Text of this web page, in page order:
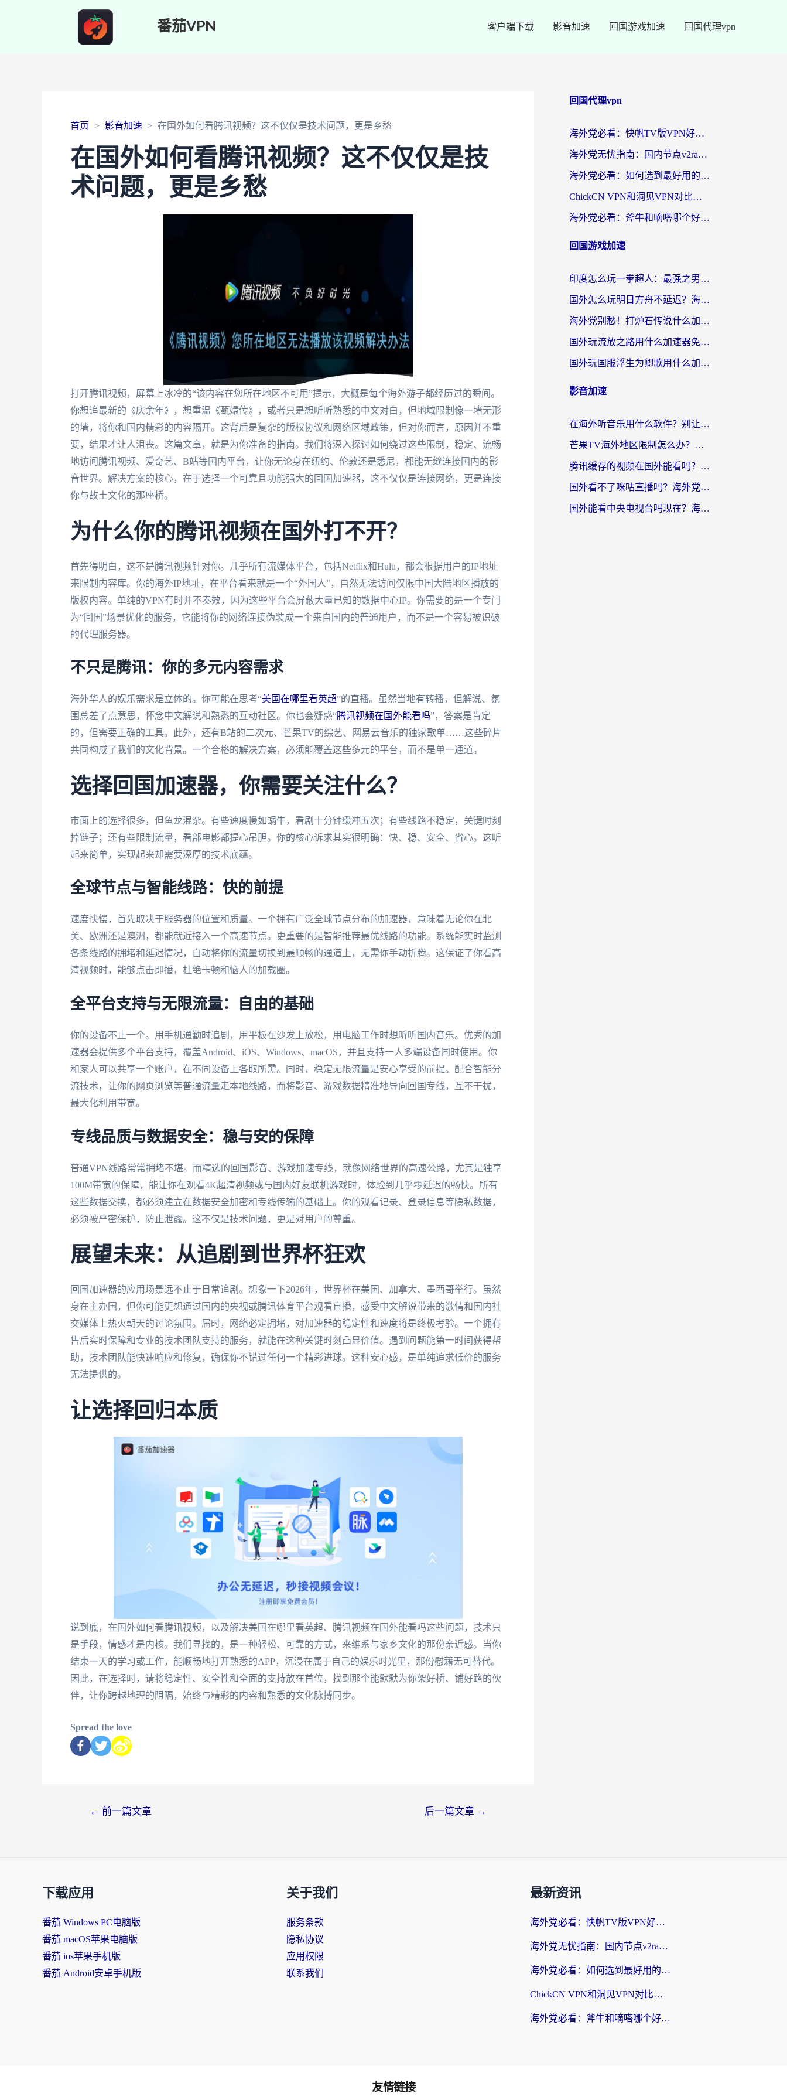
番茄VPN 客户端下载 影音加速 回国游戏加速 回国代理vpn
首页 影音加速 在国外如何看腾讯视频？这不仅仅是技术问题，更是乡愁
在国外如何看腾讯视频？这不仅仅是技
术问题，更是乡愁
打开腾讯视频，屏幕上冰冷的“该内容在您所在地区不可用”提示，大概是每个海外游子都经历过的瞬间。
你想追最新的《庆余年》，想重温《甄嬛传》，或者只是想听听熟悉的中文对白，但地域限制像一堵无形
的墙，将你和国内精彩的内容隔开。这背后是复杂的版权协议和网络区域政策，但对你而言，原因并不重
要，结果才让人沮丧。这篇文章，就是为你准备的指南。我们将深入探讨如何绕过这些限制，稳定、流畅
地访问腾讯视频、爱奇艺、B站等国内平台，让你无论身在纽约、伦敦还是悉尼，都能无缝连接国内的影
音世界。解决方案的核心，在于选择一个可靠且功能强大的回国加速器，这不仅仅是连接网络，更是连接
你与故土文化的那座桥。
为什么你的腾讯视频在国外打不开？
首先得明白，这不是腾讯视频针对你。几乎所有流媒体平台，包括Netflix和Hulu，都会根据用户的IP地址
来限制内容库。你的海外IP地址，在平台看来就是一个“外国人”，自然无法访问仅限中国大陆地区播放的
版权内容。单纯的VPN有时并不奏效，因为这些平台会屏蔽大量已知的数据中心IP。你需要的是一个专门
为“回国”场景优化的服务，它能将你的网络连接伪装成一个来自国内的普通用户，而不是一个容易被识破
的代理服务器。
不只是腾讯：你的多元内容需求
海外华人的娱乐需求是立体的。你可能在思考“美国在哪里看英超”的直播。虽然当地有转播，但解说、氛
围总差了点意思，怀念中文解说和熟悉的互动社区。你也会疑惑“腾讯视频在国外能看吗”，答案是肯定
的，但需要正确的工具。此外，还有B站的二次元、芒果TV的综艺、网易云音乐的独家歌单……这些碎片
共同构成了我们的文化背景。一个合格的解决方案，必须能覆盖这些多元的平台，而不是单一通道。
选择回国加速器，你需要关注什么？
市面上的选择很多，但鱼龙混杂。有些速度慢如蜗牛，看剧十分钟缓冲五次；有些线路不稳定，关键时刻
掉链子；还有些限制流量，看部电影都提心吊胆。你的核心诉求其实很明确：快、稳、安全、省心。这听
起来简单，实现起来却需要深厚的技术底蕴。
全球节点与智能线路：快的前提
速度快慢，首先取决于服务器的位置和质量。一个拥有广泛全球节点分布的加速器，意味着无论你在北
美、欧洲还是澳洲，都能就近接入一个高速节点。更重要的是智能推荐最优线路的功能。系统能实时监测
各条线路的拥堵和延迟情况，自动将你的流量切换到最顺畅的通道上，无需你手动折腾。这保证了你看高
清视频时，能够点击即播，杜绝卡顿和恼人的加载圈。
全平台支持与无限流量：自由的基础
你的设备不止一个。用手机通勤时追剧，用平板在沙发上放松，用电脑工作时想听听国内音乐。优秀的加
速器会提供多个平台支持，覆盖Android、iOS、Windows、macOS，并且支持一人多端设备同时使用。你
和家人可以共享一个账户，在不同设备上各取所需。同时，稳定无限流量是安心享受的前提。配合智能分
流技术，让你的网页浏览等普通流量走本地线路，而将影音、游戏数据精准地导向回国专线，互不干扰，
最大化利用带宽。
专线品质与数据安全：稳与安的保障
普通VPN线路常常拥堵不堪。而精选的回国影音、游戏加速专线，就像网络世界的高速公路，尤其是独享
100M带宽的保障，能让你在观看4K超清视频或与国内好友联机游戏时，体验到几乎零延迟的畅快。所有
这些数据交换，都必须建立在数据安全加密和专线传输的基础上。你的观看记录、登录信息等隐私数据，
必须被严密保护，防止泄露。这不仅是技术问题，更是对用户的尊重。
展望未来：从追剧到世界杯狂欢
回国加速器的应用场景远不止于日常追剧。想象一下2026年，世界杯在美国、加拿大、墨西哥举行。虽然
身在主办国，但你可能更想通过国内的央视或腾讯体育平台观看直播，感受中文解说带来的激情和国内社
交媒体上热火朝天的讨论氛围。届时，网络必定拥堵，对加速器的稳定性和速度将是终极考验。一个拥有
售后实时保障和专业的技术团队支持的服务，就能在这种关键时刻凸显价值。遇到问题能第一时间获得帮
助，技术团队能快速响应和修复，确保你不错过任何一个精彩进球。这种安心感，是单纯追求低价的服务
无法提供的。
让选择回归本质
说到底，在国外如何看腾讯视频，以及解决美国在哪里看英超、腾讯视频在国外能看吗这些问题，技术只
是手段，情感才是内核。我们寻找的，是一种轻松、可靠的方式，来维系与家乡文化的那份亲近感。当你
结束一天的学习或工作，能顺畅地打开熟悉的APP，沉浸在属于自己的娱乐时光里，那份慰藉无可替代。
因此，在选择时，请将稳定性、安全性和全面的支持放在首位，找到那个能默默为你架好桥、铺好路的伙
伴，让你跨越地理的阻隔，始终与精彩的内容和熟悉的文化脉搏同步。
Spread the love
← 前一篇文章 后一篇文章 →
回国代理vpn
海外党必看：快帆TV版VPN好用吗？和快游VPN对比哪个回国效果更好？附实用避坑指南
海外党无忧指南：国内节点v2ray怎么选？一键回国VPN+多场景实测帮你避坑
海外党必看：如何选到最好用的回国加速器？从节点到售后的全维度指南
ChickCN VPN和洞见VPN对比哪个回国效果更好？海外党亲测3款加速器+避坑指南
海外党必看：斧牛和嘀嗒哪个好？3个维度教你选对回国加速器
回国游戏加速
印度怎么玩一拳超人：最强之男？海外党国服游戏加速避坑指南
国外怎么玩明日方舟不延迟？海外玩家国服游戏加速终极指南（附DNF梦幻诛仙解决方案）
海外党别愁！打炉石传说什么加速器好用？3个实用技巧解决国服游戏卡顿
国外玩流放之路用什么加速器免费？海外党亲测有效的国服游戏加速指南
国外玩国服浮生为卿歌用什么加速器比较好？海外党亲测不踩坑指南
影音加速
在海外听音乐用什么软件？别让地域限制断了你的华语歌单
芒果TV海外地区限制怎么办？海外党追剧看片的实用加速器选择指南
腾讯缓存的视频在国外能看吗？海外党追剧看片的终极解决方案
国外看不了咪咕直播吗？海外党追剧看片的加速器选择指南
国外能看中央电视台吗现在？海外党追剧看央视的实用指南
下载应用
番茄 Windows PC电脑版
番茄 macOS苹果电脑版
番茄 ios苹果手机版
番茄 Android安卓手机版
关于我们
服务条款
隐私协议
应用权限
联系我们
最新资讯
海外党必看：快帆TV版VPN好用吗？和快游VPN对比哪个回国效果更好？附实用避坑指南
海外党无忧指南：国内节点v2ray怎么选？一键回国VPN+多场景实测帮你避坑
海外党必看：如何选到最好用的回国加速器？从节点到售后的全维度指南
ChickCN VPN和洞见VPN对比哪个回国效果更好？海外党亲测3款加速器+避坑指南
海外党必看：斧牛和嘀嗒哪个好？3个维度教你选对回国加速器
友情链接